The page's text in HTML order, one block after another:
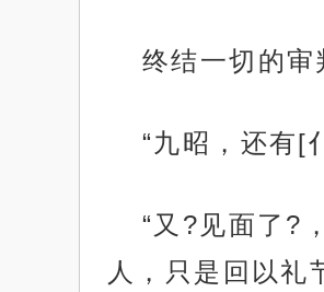
终结一切的审
“九昭，还有[
“又?见面了?
人，只是回以礼